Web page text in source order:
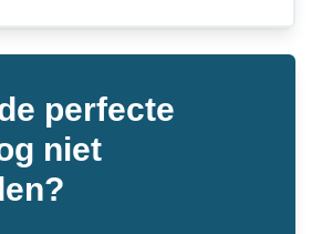
perfecte
niet